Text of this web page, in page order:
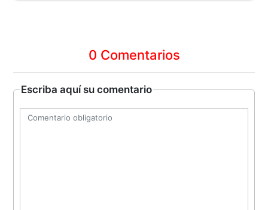
0 Comentarios
Escriba aquí su comentario